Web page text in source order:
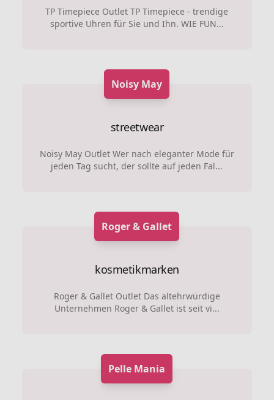
TP Timepiece Outlet TP Timepiece - trendige
sportive Uhren für Sie und Ihn. WIE FUN...
Noisy May
streetwear
Noisy May Outlet Wer nach eleganter Mode für
jeden Tag sucht, der sollte auf jeden Fal...
Roger & Gallet
kosmetikmarken
Roger & Gallet Outlet Das altehrwürdige
Unternehmen Roger & Gallet ist seit vi...
Pelle Mania